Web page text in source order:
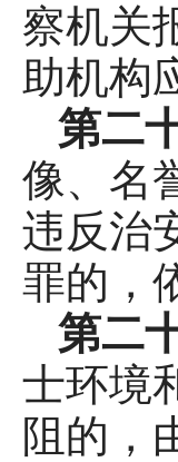
察机关
助机构
第二
像、名
违反治
罪的，
第二
士环境
阻的，